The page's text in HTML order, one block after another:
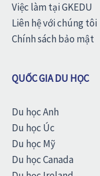
Việc làm tại GKEDU
Liên hệ với chúng tôi
Chính sách bảo mật
QUỐC GIA DU HỌC
Du học Anh
Du học Úc
Du học Mỹ
Du học Canada